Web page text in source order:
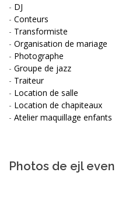
- DJ
- Conteurs
- Transformiste
- Organisation de mariage
- Photographe
- Groupe de jazz
- Traiteur
- Location de salle
- Location de chapiteaux
- Atelier maquillage enfants
Photos de ejl